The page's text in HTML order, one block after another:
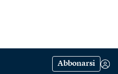
Abbonarsi